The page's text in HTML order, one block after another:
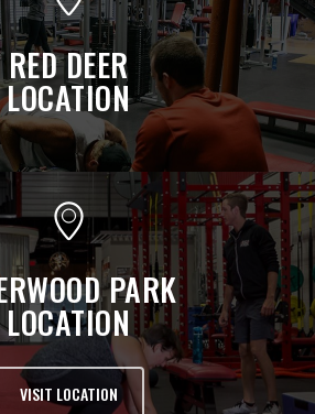
RED DEER
LOCATION
PARK
LOCATION
VISIT LOCATION